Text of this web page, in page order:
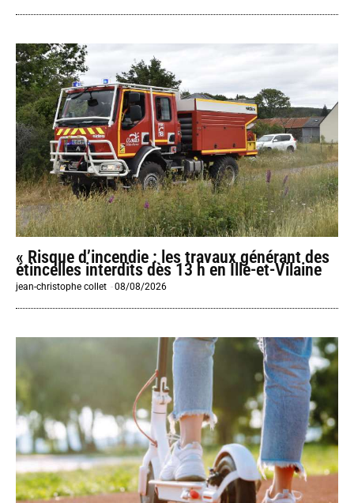
« Risque d’incendie : les travaux générant des
étincelles interdits dès 13 h en Ille-et-Vilaine
jean-christophe collet -08/08/2026